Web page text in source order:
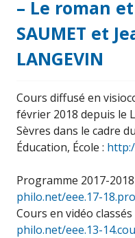
– Le roman
SAUMET et
LANGEVIN
Cours diffusé en
février 2018 depuis le
Sèvres dans le cadre
Éducation, École :
Programme 2017-2018
philo.net/eee.17-
Cours en vidéo
philo.net/eee.13-